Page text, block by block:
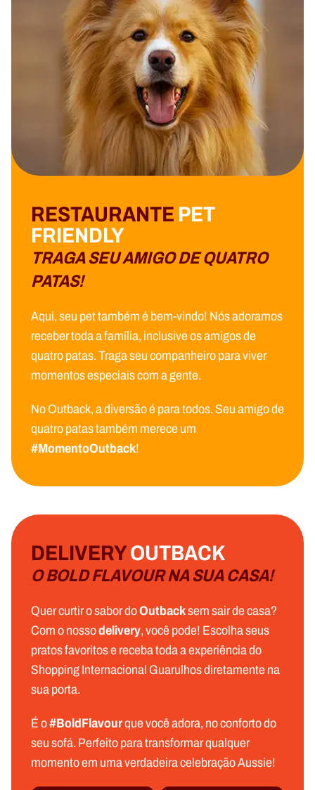
RESTAURANTEPET
FRIENDLY
TRAGA SEU AMIGO DE QUATRO
PATAS!
Aqui, seu pet também é bem-vindo! Nós adoramos
receber toda a família, inclusive os amigos de
quatro patas. Traga seu companheiro para viver
momentos especiais com a gente.
No Outback, a diversão é para todos. Seu amigo de
quatro patas também merece um
#MomentoOutback!
DELIVERYOUTBACK
O BOLD FLAVOUR NA SUA CASA!
Quer curtir o sabor doOutbacksem sair de casa?
Com o nossodelivery, você pode! Escolha seus
pratos favoritos e receba toda a experiência do
Shopping Internacional Guarulhos diretamente na
sua porta.
É o#BoldFlavourque você adora, no conforto do
seu sofá. Perfeito para transformar qualquer
momento em uma verdadeira celebração Aussie!